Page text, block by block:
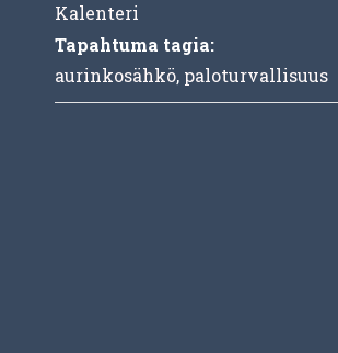
Kalenteri
Tapahtuma tagia:
aurinkosähkö, paloturvallisuus